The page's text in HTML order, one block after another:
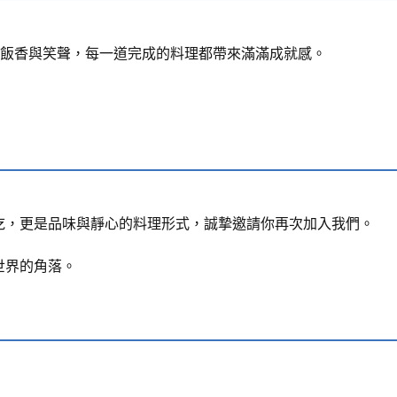
香與笑聲，每一道完成的料理都帶來滿滿成就感。
，更是品味與靜心的料理形式，誠摯邀請你再次加入我們。
的角落。